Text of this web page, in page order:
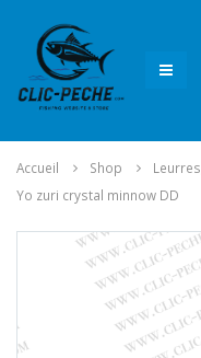
Accueil Shop Leurres
Yo zuri crystal minnow DD